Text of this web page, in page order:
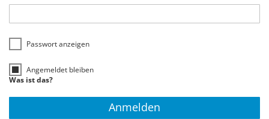
Passwort anzeigen
Angemeldet bleiben
Was ist das?
Anmelden